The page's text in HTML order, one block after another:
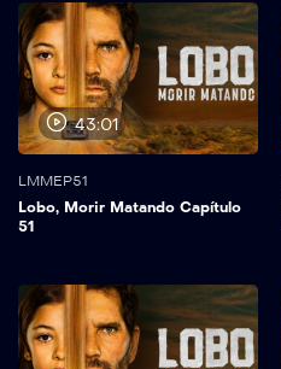
43:01
LMMEP51
Lobo, Morir Matando Capítulo
51